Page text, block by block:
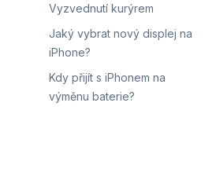
Vyzvednutí kurýrem
Jaký vybrat nový displej na
iPhone?
Kdy přijít s iPhonem na
výměnu baterie?